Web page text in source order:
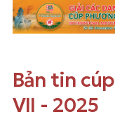
Bản tin
VII - 2025